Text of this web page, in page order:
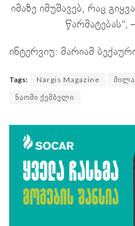
იმაზე იმუშავებ, რაც
წარმატებას“,
ინტერვიუ: მარიამ
Tags: Nargis Magazine
ნაომი ქემბელი